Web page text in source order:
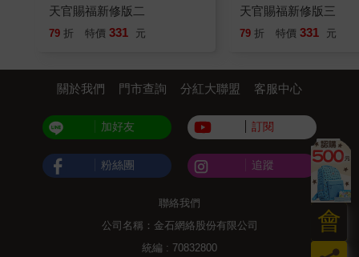
天官賜福新修版二
79 折 特價 331 元
天官賜福新修版三
79 折 特價 331 元
會
關於我們 門市查詢 分紅大聯盟 客服中心
加好友 訂閱
粉絲團 追蹤
聯絡我們
公司名稱：金石網絡股份有限公司
統編 : 70832800